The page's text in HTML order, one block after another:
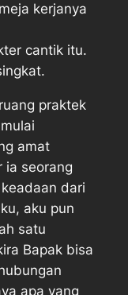
kerjanya
cantik itu.
praktek
amat
ia seorang
dari
aku pun
satu
Bapak bisa
apa yang